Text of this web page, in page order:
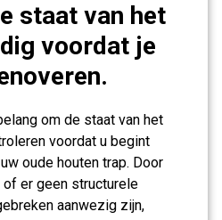
staat van het
voordat je
om de staat van het
voordat u begint
oude houten trap. Door
er geen structurele
aanwezig zijn,